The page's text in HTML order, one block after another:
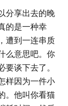
分享出去的晚
的是一种幸
遭到一连串质
么意思吧。你
要谈下去了。
样因为一件小
。他叫你看猫